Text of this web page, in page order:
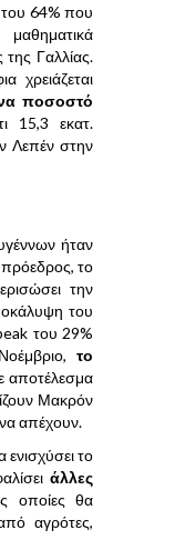
64% που
Γαλλίας.
χρειάζεται
ποσοστό
15,3 εκατ.
Λεπέν στην
ήταν
πρόεδρος, το
την
του
του 29%
το
αποτέλεσμα
Μακρόν
απέχουν.
ενισχύσει το
άλλες
οποίες θα
αγρότες,